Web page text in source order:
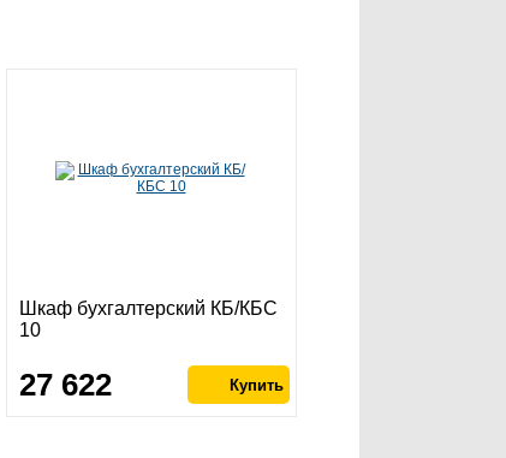
Шкаф бухгалтерский КБ/КБС
10
27 622